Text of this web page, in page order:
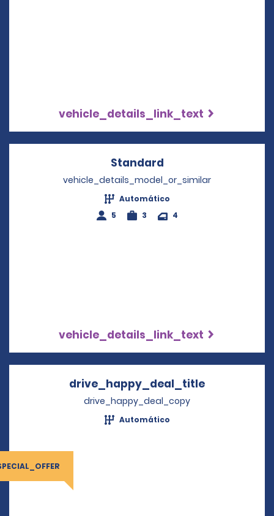
vehicle_details_link_text
Standard
vehicle_details_model_or_similar
Automático
5
3 4
vehicle_details_link_text
drive_happy_deal_title
drive_happy_deal_copy
Automático